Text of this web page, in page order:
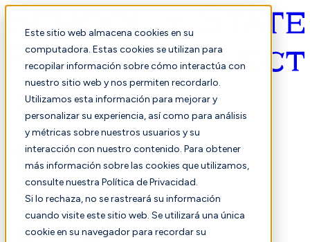
Este sitio web almacena cookies en su
computadora. Estas cookies se utilizan para
recopilar información sobre cómo interactúa con
nuestro sitio web y nos permiten recordarlo.
Utilizamos esta información para mejorar y
personalizar su experiencia, así como para análisis
y métricas sobre nuestros usuarios y su
interacción con nuestro contenido. Para obtener
más información sobre las cookies que utilizamos,
consulte nuestra Política de Privacidad.
Si lo rechaza, no se rastreará su información
cuando visite este sitio web. Se utilizará una única
cookie en su navegador para recordar su
Español